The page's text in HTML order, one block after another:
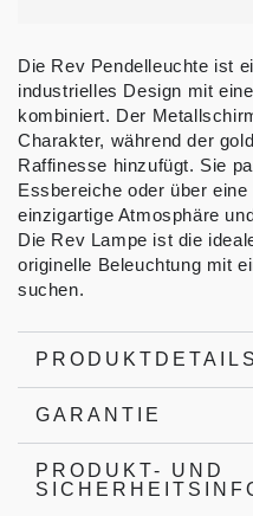
Die Rev Pendelleuchte ist
industrielles Design mit
kombiniert. Der
Charakter, während der
Raffinesse hinzufügt. Sie
Essbereiche oder über
einzigartige Atmosphäre
Die Rev Lampe ist die
originelle Beleuchtung mit
suchen.
PRODUKTDETAILS
GARANTIE
PRODUKT- UND